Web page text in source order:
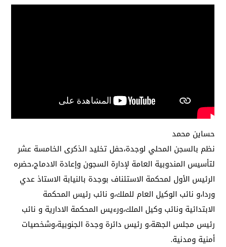
حساين محمد
نظم بالسجن المحلي لوجدة،حفل تخليد الذكرى الخامسة عشر
لتأسيس المندوبية العامة لإدارة السجون وإعادة الادماج،حضره
الرئيس الأول لمحكمة الاستئناف بوجدة بالنيابة الاستاذ عدي
وردا،و نائب الوكيل العام للملك،و نائب رئيس المحكمة
الابتدائية ونائب وكيل الملك،ورءيس المحكمة الادارية و نائب
رئيس مجلس الجهة،و رئيس دائرة وجدة الجنوبية،وشخصيات
أمنية ومدنية.